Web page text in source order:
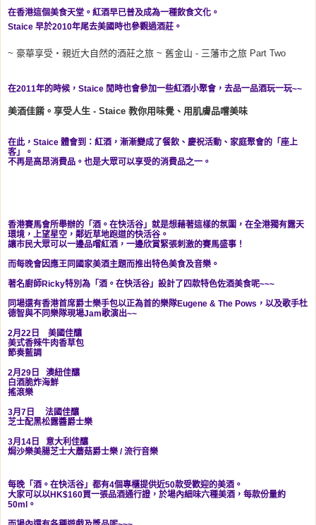
在香港這個美食天堂。紅酒早已普及成為一種飲食文化。
Staice 早於2010年尾去美國時也參觀過酒莊。
~ 豪華享受‧親近大自然的酒莊之旅 ~ 舊金山 - 三藩巿之旅 Part Two
在2011年的時候，Staice 閒時也會參加一些紅酒小聚會，去品一品酒玩一玩~~
美酒佳餚。享受人生 - Staice 教你用味覺、用肌膚品嚐美味
在此，Staice 體會到：紅酒，漸漸變成了餐飲、慶祝活動、家庭聚會的「座上
客」。
不再是高昂消費品。也是大眾可以享受的消費品之一。
香港賽馬會所舉辦的「酒。在快活谷」就是想藉著這樣的氛圍，在全港獨有露天
環境，上望星空，鄰近草地跑道的快活谷。
讓巿民大眾可以一邊品嚐紅酒，一邊欣賞緊張刺激的賽馬盛事！
而每晚會因應王同國家美酒主題而推出特色美食及音樂。
著名廚師Ricky特別為「酒。在快活谷」設計了四款特色佐酒美食呢~~~
同場還有香港首席爵士樂手包以正為首的樂隊Eugene & The Pows，以及歌手杜
德智與不同樂隊現場Jam歌演出~~
2月22日 美國佳釀
美式香辣牛肉香草包
節奏藍調
2月29日 澳紐佳釀
白酒脆炸海鮮
搖滾樂
3月7日 法國佳釀
芝士配黑松露醬爵士樂
3月14日 意大利佳釀
焗沙樂美腸芝士大蘑菇爵士樂 / 流行音樂
每晚「酒。在快活谷」都有4個專櫃提供近50款受歡迎的美酒。
大家可以以HK$160買一張品酒通行證，於場內細味六種美酒，每款份量約
50ml。